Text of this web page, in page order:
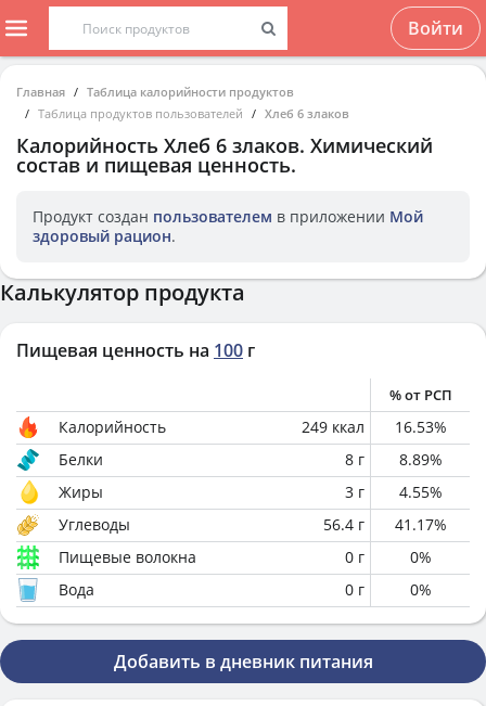
Войти
Главная
Таблица калорийности продуктов
Таблица продуктов пользователей
Хлеб 6 злаков
Калорийность Хлеб 6 злаков. Химический
состав и пищевая ценность.
Продукт создан пользователем в приложении Мой
здоровый рацион.
Калькулятор продукта
Пищевая ценность на 100 г
% от РСП
Калорийность 249 ккал 16.53%
Белки
8 г 8.89%
Жиры
3 г 4.55%
Углеводы
56.4 г 41.17%
Пищевые волокна
0 г 0%
Вода
0 г 0%
Добавить в дневник питания